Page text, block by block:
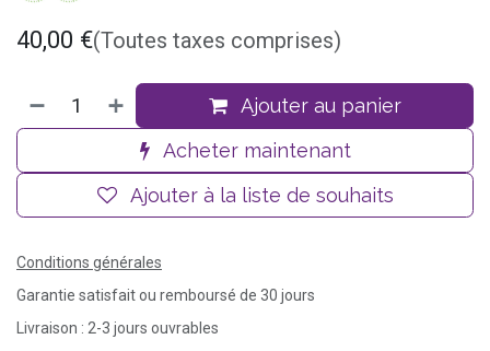
40,00 €(Toutes taxes comprises)
Ajouter au panier
Acheter maintenant
Ajouter à la liste de souhaits
Conditions générales
Garantie satisfait ou remboursé de 30 jours
Livraison : 2-3 jours ouvrables